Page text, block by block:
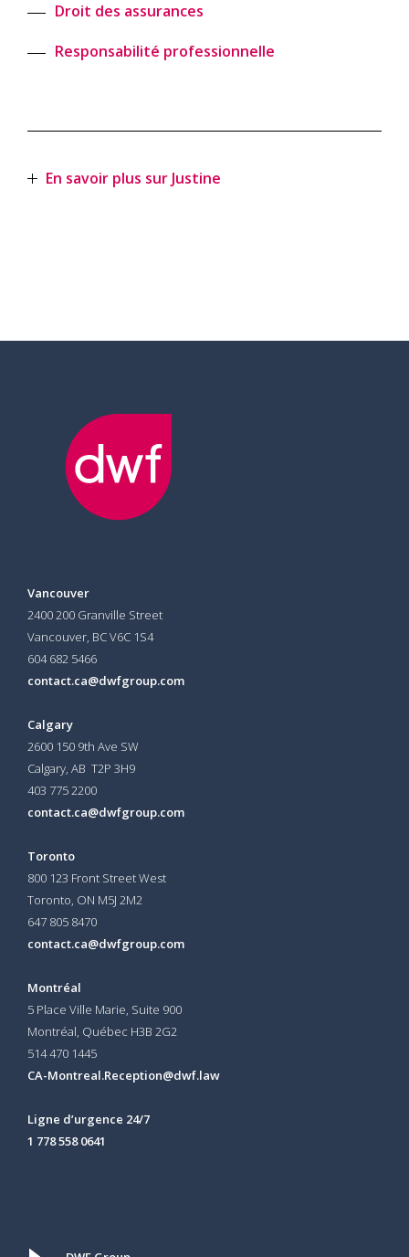
Droit des assurances
Responsabilité professionnelle
En savoir plus sur Justine
Vancouver
2400 200 Granville Street
Vancouver, BC V6C 1S4
604 682 5466
contact.ca@dwfgroup.com
Calgary
2600 150 9th Ave SW
Calgary, AB T2P 3H9
403 775 2200
contact.ca@dwfgroup.com
Toronto
800 123 Front Street West
Toronto, ON M5J 2M2
647 805 8470
contact.ca@dwfgroup.com
Montréal
5 Place Ville Marie, Suite 900
Montréal, Québec H3B 2G2
514 470 1445
CA-Montreal.Reception@dwf.law
Ligne d’urgence 24/7
1 778 558 0641